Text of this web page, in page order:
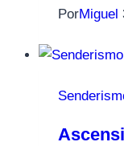
PorMiguel